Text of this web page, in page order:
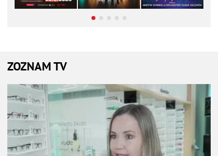
ZOZNAM TV